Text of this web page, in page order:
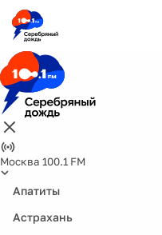
Москва 100.1 FM
Апатиты
Астрахань